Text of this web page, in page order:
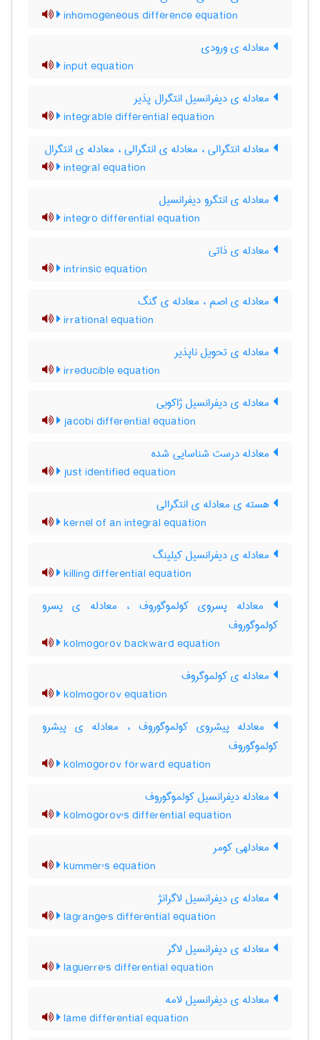
inhomogeneous difference equation
معادله ی ورودی
input equation
معادله ی دیفرانسیل انتگرال پذیر
integrable differential equation
معادله انتگرالی ، معادله ی انتگرالی ، معادله ی انتگرال
integral equation
معادله ی انتگرو دیفرانسیل
integro differential equation
معادله ی ذاتی
intrinsic equation
معادله ی اصم ، معادله ی گنگ
irrational equation
معادله ی تحویل ناپذیر
irreducible equation
معادله ی دیفرانسیل ژاکوبی
jacobi differential equation
معادله درست شناسایی شده
just identified equation
هسته ی معادله ی انتگرالی
kernel of an integral equation
معادله ی دیفرانسیل کیلینگ
killing differential equation
معادله پسروی کولموگوروف ، معادله ی پسرو
کولموگوروف
kolmogorov backward equation
معادله ی کولموگروف
kolmogorov equation
معادله پیشروی کولموگوروف ، معادله ی پیشرو
کولموگوروف
kolmogorov forward equation
معادله دیفرانسیل کولموگوروف
kolmogorov's differential equation
معادلهی کومر
kummer's equation
معادله ی دیفرانسیل لاگرانژ
lagrange's differential equation
معادله ی دیفرانسیل لاگر
laguerre's differential equation
معادله ی دیفرانسیل لامه
lame differential equation